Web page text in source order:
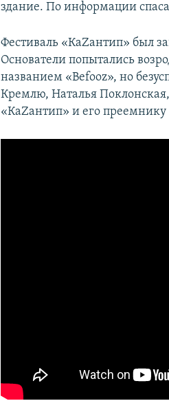
здание. По информации
Фестиваль «КаZантип» был
Основатели попытались
названием «Befooz», но
Кремлю, Наталья
«КаZантип» и его